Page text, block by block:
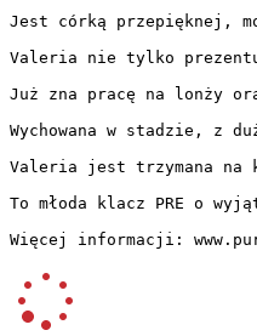
Jest córką przepięknej,
Valeria nie tylko
Już zna pracę na lonży
Wychowana w stadzie, z
Valeria jest trzymana na
To młoda klacz PRE o
Więcej informacji: